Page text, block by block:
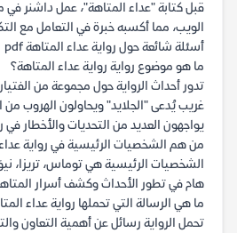
قبل كتابة "عداء المتاهة"، عمل داشنر في
الويب، مما أكسبه خبرة في التعامل مع
أسئلة شائعة حول رواية عداء المتاهة pdf
ما هو موضوع رواية رواية عداء المتاهة؟
تدور أحداث الرواية حول مجموعة من
غريب يُدعى "الجلايد" ويحاولون الهروب من
يواجهون العديد من التحديات والأخطار في
من هم الشخصيات الرئيسية في رواية
الشخصيات الرئيسية هي توماس، تريزا،
هام في تطور الأحداث وكشف أسرار
ما هي الرسالة التي تحملها رواية عداء
تحمل الرواية رسائل عن أهمية التعاون